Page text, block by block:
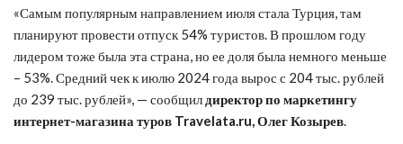
«Самым популярным направлением июля стала Турция, там
планируют провести отпуск 54% туристов. В прошлом году
лидером тоже была эта страна, но ее доля была немного меньше
– 53%. Средний чек к июлю 2024 года вырос с 204 тыс. рублей
до 239 тыс. рублей», — сообщил директор по маркетингу
интернет-магазина туров Travelata.ru, Олег Козырев.